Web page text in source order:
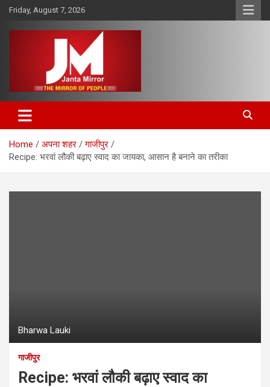
Skip
content
Friday, August 7, 2026
Janta Mirror
Home अपना शहर
गाजीपुर
Recipe: भरवां लौकी बढ़ाए स्वाद का जायका, आसान है बनाने का तरीका
Bharwa Lauki
गाजीपुर
Recipe: भरवां लौकी बढ़ाए स्वाद का